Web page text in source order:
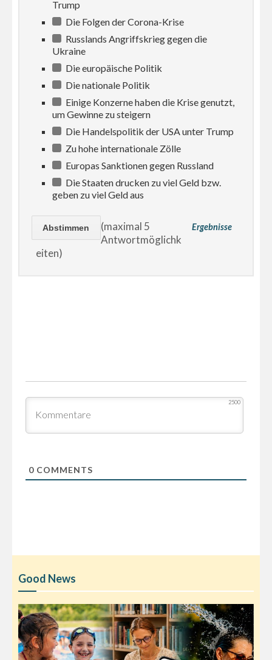
Trump
Die Folgen der Corona-Krise
Russlands Angriffskrieg gegen die
Ukraine
Die europäische Politik
Die nationale Politik
Einige Konzerne haben die Krise genutzt,
um Gewinne zu steigern
Die Handelspolitik der USA unter Trump
Zu hohe internationale Zölle
Europas Sanktionen gegen Russland
Die Staaten drucken zu viel Geld bzw.
geben zu viel Geld aus
Ergebnisse
(maximal 5
Antwortmöglichk
eiten)
2500
0COMMENTS
Good News